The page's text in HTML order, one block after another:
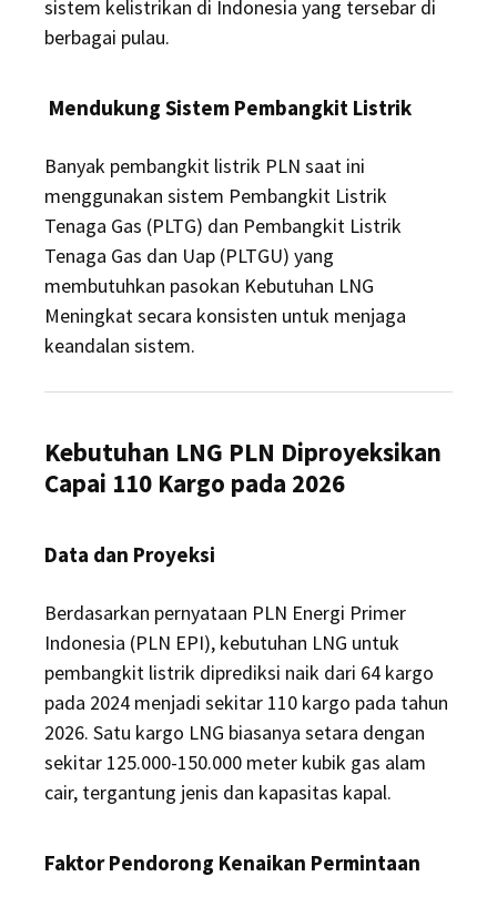
sistem kelistrikan di Indonesia yang tersebar di
berbagai pulau.
Mendukung Sistem Pembangkit Listrik
Banyak pembangkit listrik PLN saat ini
menggunakan sistem Pembangkit Listrik
Tenaga Gas (PLTG) dan Pembangkit Listrik
Tenaga Gas dan Uap (PLTGU) yang
membutuhkan pasokan Kebutuhan LNG
Meningkat secara konsisten untuk menjaga
keandalan sistem.
Kebutuhan LNG PLN Diproyeksikan
Capai 110 Kargo pada 2026
Data dan Proyeksi
Berdasarkan pernyataan PLN Energi Primer
Indonesia (PLN EPI), kebutuhan LNG untuk
pembangkit listrik diprediksi naik dari 64 kargo
pada 2024 menjadi sekitar 110 kargo pada tahun
2026. Satu kargo LNG biasanya setara dengan
sekitar 125.000-150.000 meter kubik gas alam
cair, tergantung jenis dan kapasitas kapal.
Faktor Pendorong Kenaikan Permintaan